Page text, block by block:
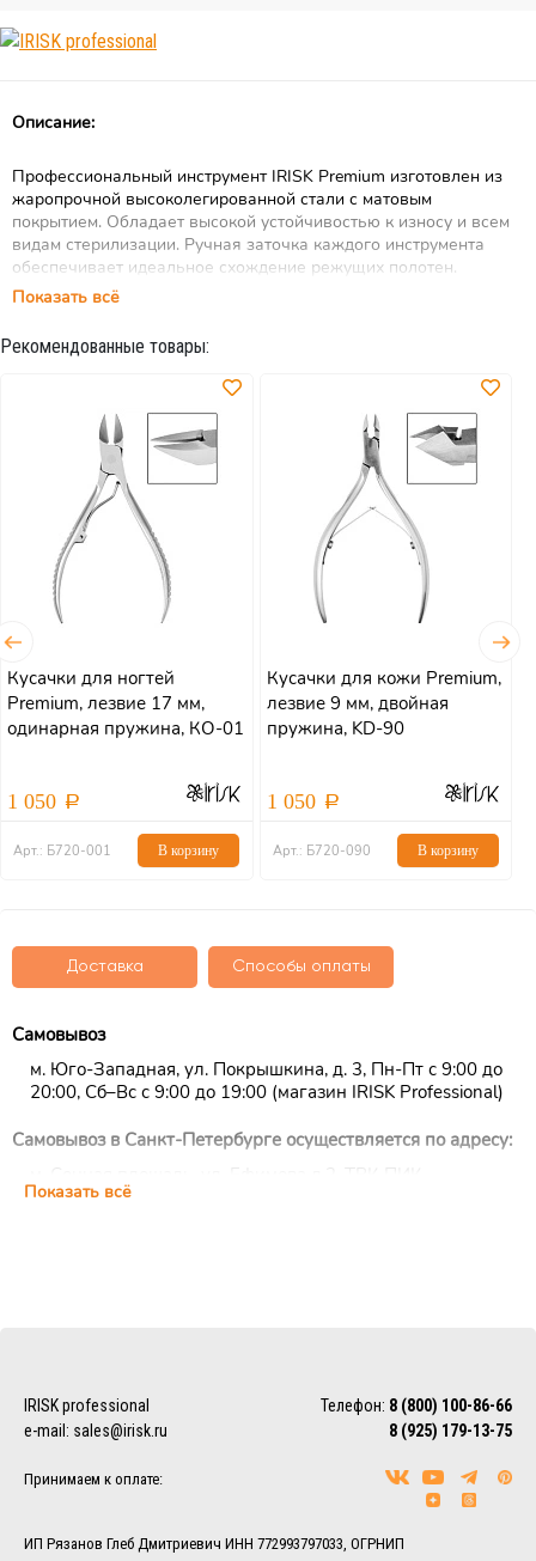
Описание:
Профессиональный инструмент IRISK Premium изготовлен из
жаропрочной высоколегированной стали с матовым
покрытием. Обладает высокой устойчивостью к износу и всем
видам стерилизации. Ручная заточка каждого инструмента
обеспечивает идеальное схождение режущих полотен.
Многообразие форм позволит каждому мастеру подобрать
Внимание!Инструмент ручной заточки. Поэтому длина лезвий
Показать всё
Рекомендованные товары:
Кусачки для ногтей
Premium, лезвие 17 мм,
одинарная пружина, КО-01
1 050
Арт.: Б720-001 В корзину
Кусачки для кожи Premium,
лезвие 9 мм, двойная
пружина, KD-90
1 050
Арт.: Б720-090 В корзину
Доставка Способы оплаты
Самовывоз
м. Юго-Западная, ул. Покрышкина, д. 3, Пн-Пт с 9:00 до
20:00, Сб–Вс с 9:00 до 19:00 (магазин IRISK Professional)
Самовывоз в Санкт-Петербурге осуществляется по адресу:
цокольный этаж, ежедневно с 10:00 до 22:00 (магазин
Доставка осуществляется по всему миру с помощью
службы EMS или Почты России.
Также можно воспользоваться услугами наиболее удобной
линии, Байкал-Сервис, DPD, ЖелДорЭкспедиция)
заказов вы можете в разделеДоставка.
Показать всё
IRISK professional Телефон: 8 (800) 100-86-66
8 (925) 179-13-75
e-mail: sales@irisk.ru
Принимаем к оплате:
ИП Рязанов Глеб Дмитриевич ИНН 772993797033, ОГРНИП